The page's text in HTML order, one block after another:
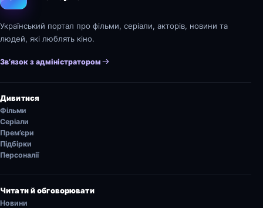
Український портал про фільми, серіали, акторів, новини та
людей, які люблять кіно.
Зв’язок з адміністратором
Дивитися
Фільми
Серіали
Прем’єри
Підбірки
Персоналії
Читати й обговорювати
Новини